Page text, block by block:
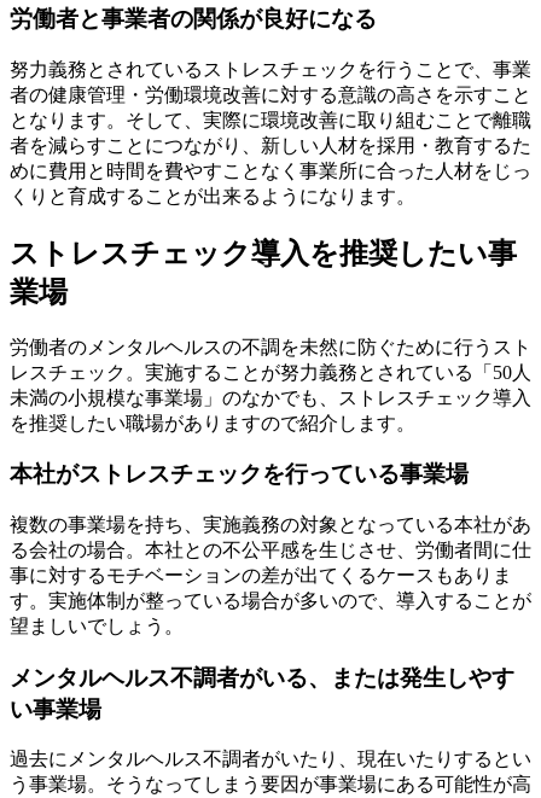
労働者と事業者の関係が良好になる
努力義務とされているストレスチェックを行うことで、事業
者の健康管理・労働環境改善に対する意識の高さを示すこと
となります。そして、実際に環境改善に取り組むことで離職
者を減らすことにつながり、新しい人材を採用・教育するた
めに費用と時間を費やすことなく事業所に合った人材をじっ
くりと育成することが出来るようになります。
ストレスチェック導入を推奨したい事
業場
労働者のメンタルヘルスの不調を未然に防ぐために行うスト
レスチェック。実施することが努力義務とされている「50人
未満の小規模な事業場」のなかでも、ストレスチェック導入
を推奨したい職場がありますので紹介します。
本社がストレスチェックを行っている事業場
複数の事業場を持ち、実施義務の対象となっている本社があ
る会社の場合。本社との不公平感を生じさせ、労働者間に仕
事に対するモチベーションの差が出てくるケースもありま
す。実施体制が整っている場合が多いので、導入することが
望ましいでしょう。
メンタルヘルス不調者がいる、または発生しやす
い事業場
過去にメンタルヘルス不調者がいたり、現在いたりするとい
う事業場。そうなってしまう要因が事業場にある可能性が高